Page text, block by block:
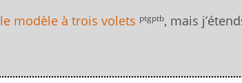
le modèle à trois volets ptgptb, mais